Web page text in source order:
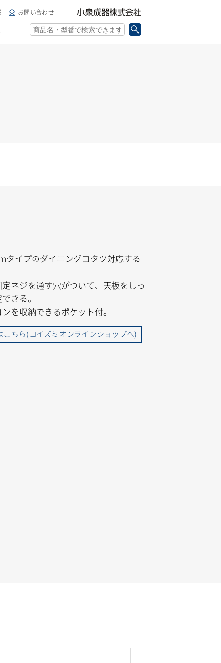
お問い合わせ
タイプのダイニングコタツ対応する
ネジを通す穴がついて、天板をしっ
きる。
を収納できるポケット付。
こちら(コイズミオンラインショップへ)